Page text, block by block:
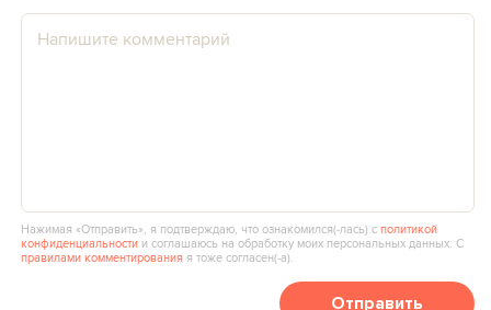
Нажимая «Отправить», я подтверждаю, что ознакомился(‑лась) сполитикой
конфиденциальности и соглашаюсь на обработку моих персональных данных. С
правилами комментирования я тоже согласен(‑а).
Отправить